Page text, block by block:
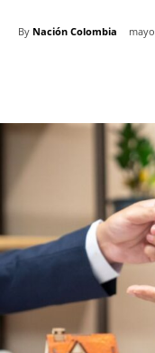
By Nación Colombia